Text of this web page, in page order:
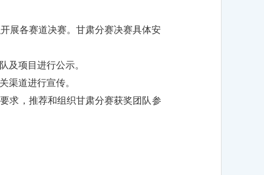
展各赛道决赛。甘肃分赛决赛具体安
及项目进行公示。
渠道进行宣传。
求，推荐和组织甘肃分赛获奖团队参